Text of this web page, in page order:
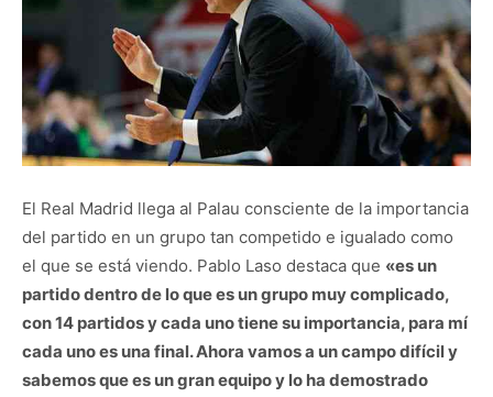
El Real Madrid llega al Palau consciente de la importancia
del partido en un grupo tan competido e igualado como
el que se está viendo. Pablo Laso destaca que «es un
partido dentro de lo que es un grupo muy complicado,
con 14 partidos y cada uno tiene su importancia, para mí
cada uno es una final. Ahora vamos a un campo difícil y
sabemos que es un gran equipo y lo ha demostrado